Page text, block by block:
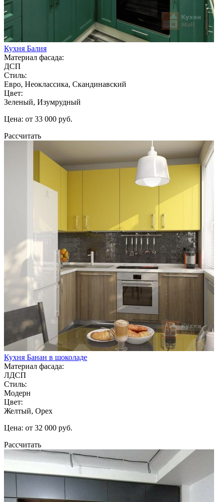
Кухня Балия
Материал фасада:
ДСП
Стиль:
Евро, Неоклассика, Скандинавский
Цвет:
Зеленый, Изумрудный
Цена: от 33 000 руб.
Рассчитать
Кухня Банан в шоколаде
Материал фасада:
ЛДСП
Стиль:
Модерн
Цвет:
Желтый, Орех
Цена: от 32 000 руб.
Рассчитать